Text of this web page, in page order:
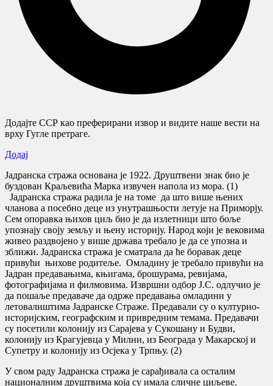
Додајте ССР као преферирани извор и видите наше вести на
врху Гугле претраге.
Додај
Јадранска стража основана је 1922. Друштвени знак био је
буздован Краљевића Марка извучен напола из мора. (1)
Јадранска стража радила је на томе да што више њених
чланова а посебно деце из унутрашњости летује на Приморју.
Сем опоравка њихов циљ био је да излетници што боље
упознају своју земљу и њену историју. Народ који је вековима
живео раздвојено у више држава требало је да се упозна и
зближи. Јадранска стража је сматрала да ће боравак деце
привући њихове родитеље. Омладину је требало привући на
Јадран предавањима, књигама, брошурама, ревијама,
фотографијама и филмовима. Извршни одбор Ј.С. одлучио је
да пошаље предаваче да одрже предавања омладини у
летовалиштима Јадранске Страже. Предавали су о културно-
историјским, географским и привредним темама. Предавачи
су посетили колонију из Сарајева у Сукошану и Будви,
колонију из Крагујевца у Милни, из Београда у Макарској и
Супетру и колонију из Осјека у Трпњу. (2)
У свом раду Јадранска стража је сарађивала са осталим
националним друштвима која су имала сличне циљеве.